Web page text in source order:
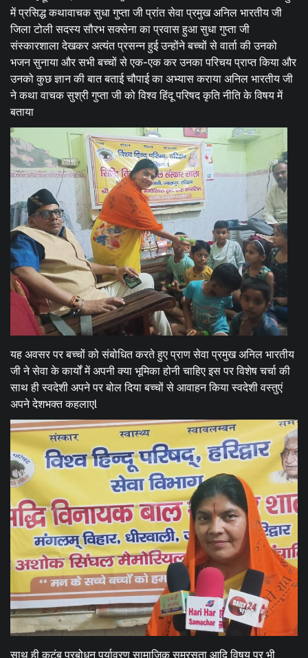
में प्रसिद्ध कथावाचक सुधा गुप्ता जी प्रांत सेवा प्रमुख अनिल भारतीय जी
जिला टोली सदस्य सौरभ सक्सेना का प्रवास हुआ सुधा गुप्ता जी
संस्कारशाला देखकर अत्यंत प्रसन्न हुई उन्होंने बच्चों से वार्ता की उनको
भजन सुनाया और सभी बच्चों से एक-एक कर उनका परिचय प्राप्त किया और
उनको कुछ ज्ञान की बात बताई चौपाई का अभ्यास कराया अनिल भारतीय जी
ने कथा वाचक सुश्री गुप्ता जी को विश्व हिंदू परिषद कृति नीति के विषय में
बताया
यह अवसर पर बच्चों को संबोधित करते हुए प्राण सेवा प्रमुख अनिल भारतीय
जी ने सेवा के कार्यों में अपनी क्या भूमिका होनी चाहिए इस पर विशेष चर्चा की
साथ ही स्वदेशी अपने पर बोल दिया बच्चों से आवाहन किया स्वदेशी वस्तुएं
अपने देशभक्त कहलाएl
साथ ही कुटुंब प्रबोधन पर्यावरण सामाजिक समरसता आदि विषय पर भी